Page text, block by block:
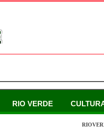
RIO VERDE